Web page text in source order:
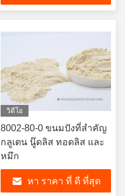
วิดีโอ
8002-80-0 ขนมปังที่สําคัญ
กลูเตน นู๊ดลิส ทอดลิส และ
หมึก
หา ราคา ที่ ดี ที่สุด